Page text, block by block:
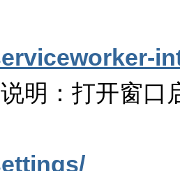
明：打开窗口